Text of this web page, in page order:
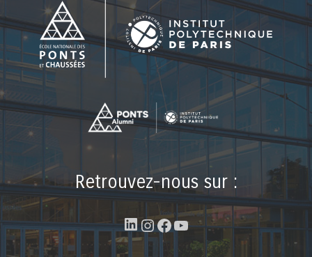
Retrouvez-nous sur :
LinkedIn
Instagram
Facebook
YouTube